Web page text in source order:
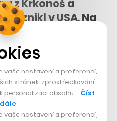
z Krkonoš a
vznikl v USA. Na
statisíce
tvoří hlavně lidé s
pro národní parky. Už prodal
vaše nastavení a preferencí,
stránek, zprostředkování
personalizaci obsahu … Číst
dále
vaše nastavení a preferencí,